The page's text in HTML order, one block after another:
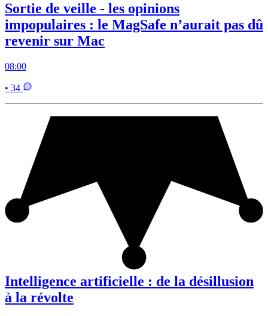
Sortie de veille - les opinions
impopulaires : le MagSafe n’aurait pas dû
revenir sur Mac
08:00
• 34
Intelligence artificielle : de la désillusion
à la révolte